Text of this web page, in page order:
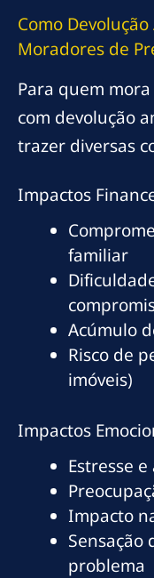
Como
Moradores de
Para quem
com devolução
trazer diversas
Impactos
familiar
Acúmulo
Risco de
imóveis)
Impactos
Estresse
Impacto
Sensação
problema